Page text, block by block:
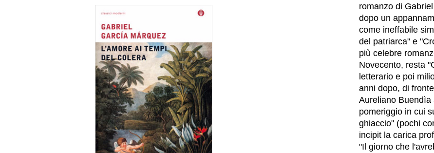
romanzo di
dopo un
come ineffabile
del patriarca" e
più celebre
Novecento, resta
letterario e poi
anni dopo, di
Aureliano
pomeriggio in cui
ghiaccio" (pochi
incipit la carica
"Il giorno che